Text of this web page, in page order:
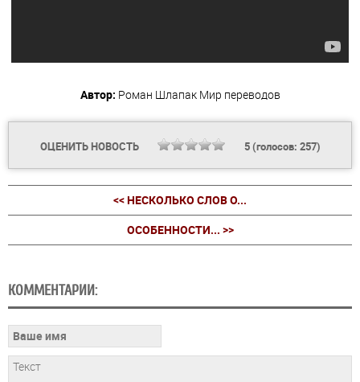
Автор: Роман Шлапак Мир переводов
ОЦЕНИТЬ НОВОСТЬ 5(голосов: 257)
<< НЕСКОЛЬКО СЛОВ О...
ОСОБЕННОСТИ... >>
КОММЕНТАРИИ: